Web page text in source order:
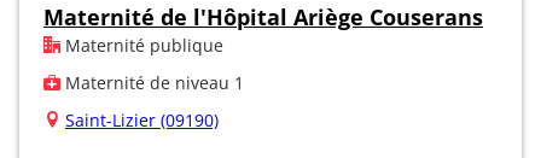
Maternité de l'Hôpital Ariège Couserans
Maternité publique
Maternité de niveau 1
Saint-Lizier (09190)